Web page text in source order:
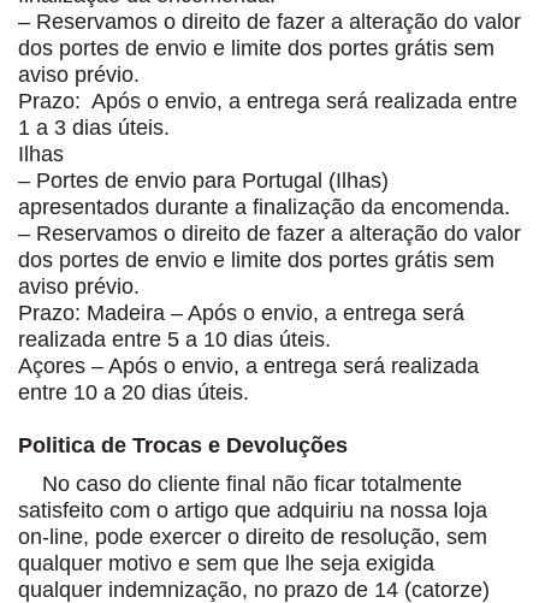
– Reservamos o direito de fazer a alteração do valor
dos portes de envio e limite dos portes grátis sem
aviso prévio.
Prazo: Após o envio, a entrega será realizada entre
1 a 3 dias úteis.
Ilhas
– Portes de envio para Portugal (Ilhas)
apresentados durante a finalização da encomenda.
– Reservamos o direito de fazer a alteração do valor
dos portes de envio e limite dos portes grátis sem
aviso prévio.
Prazo: Madeira – Após o envio, a entrega será
realizada entre 5 a 10 dias úteis.
Açores – Após o envio, a entrega será realizada
entre 10 a 20 dias úteis.
Politica de Trocas e Devoluções
No caso do cliente final não ficar totalmente
satisfeito com o artigo que adquiriu na nossa loja
on-line, pode exercer o direito de resolução, sem
qualquer motivo e sem que lhe seja exigida
qualquer indemnização, no prazo de 14 (catorze)